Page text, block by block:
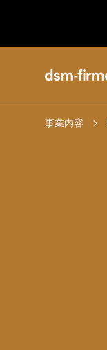
事業内容